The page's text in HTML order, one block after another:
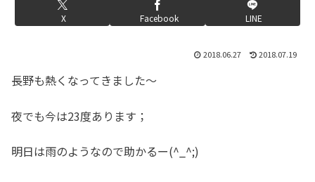
X Facebook LINE
2018.06.27 2018.07.19
長野も熱くなってきました～
夜でも今は23度あります；
明日は雨のようなので助かるー(^_^;)